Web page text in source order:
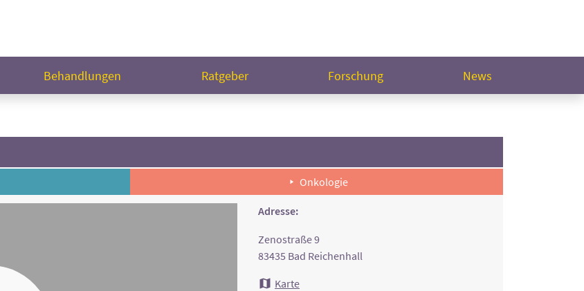
Behandlungen Ratgeber Forschung News
Onkologie
Adresse:
Zenostraße 9
83435 Bad Reichenhall
Karte